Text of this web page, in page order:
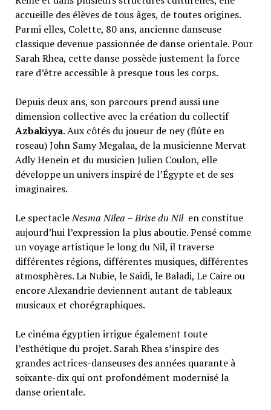
accueille des élèves de tous âges, de toutes origines.
Parmi elles, Colette, 80 ans, ancienne danseuse
classique devenue passionnée de danse orientale. Pour
Sarah Rhea, cette danse possède justement la force
rare d’être accessible à presque tous les corps.
Depuis deux ans, son parcours prend aussi une
dimension collective avec la création du collectif
Azbakiyya. Aux côtés du joueur de ney (flûte en
roseau) John Samy Megalaa, de la musicienne Mervat
Adly Henein et du musicien Julien Coulon, elle
développe un univers inspiré de l’Égypte et de ses
imaginaires.
Le spectacleNesma Nilea – Brise du Nilen constitue
aujourd’hui l’expression la plus aboutie. Pensé comme
un voyage artistique le long du Nil, il traverse
différentes régions, différentes musiques, différentes
atmosphères. La Nubie, le Saidi, le Baladi, Le Caire ou
encore Alexandrie deviennent autant de tableaux
musicaux et chorégraphiques.
Le cinéma égyptien irrigue également toute
l’esthétique du projet. Sarah Rhea s’inspire des
grandes actrices-danseuses des années quarante à
soixante-dix qui ont profondément modernisé la
danse orientale.